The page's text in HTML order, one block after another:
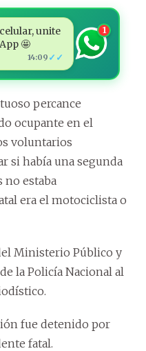
unite
🤩
14:09 ✓✓
1
percance
ocupante en el
voluntarios
si había una segunda
no estaba
era el motociclista o
Ministerio Público y
la Policía Nacional al
fue detenido por
fatal.